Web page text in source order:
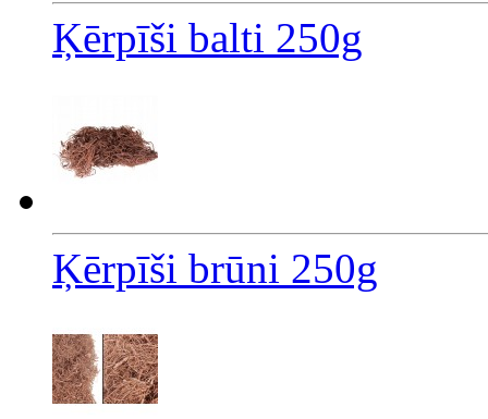
Ķērpīši balti 250g
Ķērpīši brūni 250g